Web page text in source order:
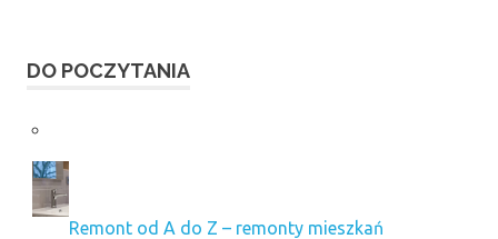
DO POCZYTANIA
Remont od A do Z – remonty mieszkań